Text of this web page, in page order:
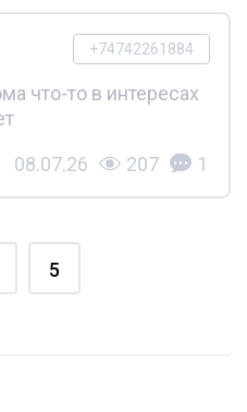
+74742261884
что-то в интересах
08.07.26 207 1
5